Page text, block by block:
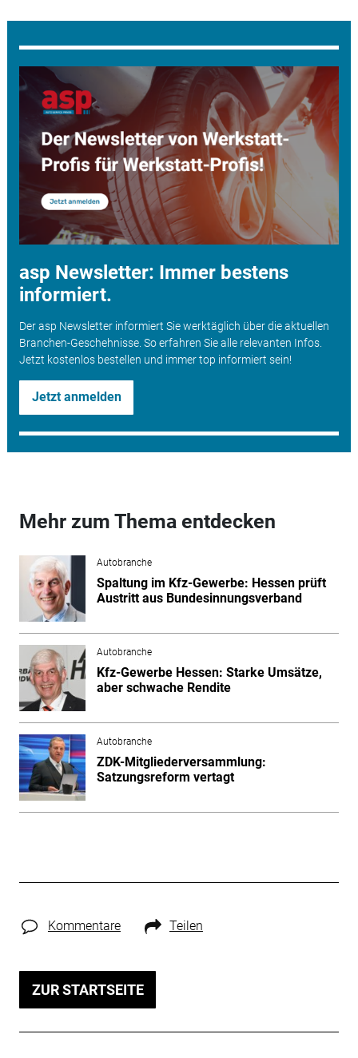
asp Newsletter: Immer bestens
informiert.
Der asp Newsletter informiert Sie werktäglich über die aktuellen
Branchen-Geschehnisse. So erfahren Sie alle relevanten Infos.
Jetzt kostenlos bestellen und immer top informiert sein!
Jetzt anmelden
Mehr zum Thema entdecken
Autobranche
Spaltung im Kfz-Gewerbe: Hessen prüft
Austritt aus Bundesinnungsverband
Autobranche
Kfz-Gewerbe Hessen: Starke Umsätze,
aber schwache Rendite
Autobranche
ZDK-Mitgliederversammlung:
Satzungsreform vertagt
Kommentare Teilen
ZUR STARTSEITE